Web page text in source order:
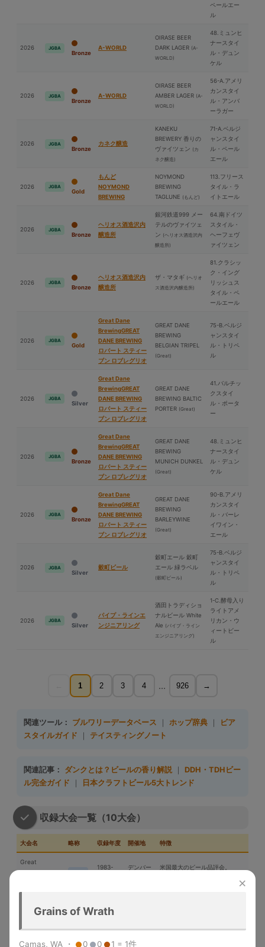
ペールエー
ル
2026 JGBA
Bronze
A-WORLD
OIRASE BEER
DARK LAGER (A-
WORLD)
48.ミュンヒ
ナースタイ
ル・デュン
ケル
2026 JGBA
Bronze
A-WORLD
OIRASE BEER
AMBER LAGER (A-
WORLD)
56-A.アメリ
カンスタイ
ル・アンバ
ーラガー
2026 JGBA
Bronze
カネク醸造
KANEKU
BREWERY 香りの
ヴァイツェン (カ
ネク醸造)
71-A.ベルジ
ャンスタイ
ル・ペール
エール
2026 JGBA
Gold
もんど
NOYMOND
BREWING
NOYMOND
BREWING
TAGLUNE (もんど)
113.フリース
タイル・ラ
イトエール
2026 JGBA
Bronze
ヘリオス酒造沢内
醸造所
銀河鉄道999 メー
テルのヴァイツェ
ン (ヘリオス酒造沢内
醸造所)
64.南ドイツ
スタイル・
ヘーフェヴ
ァイツェン
2026 JGBA
Bronze
ヘリオス酒造沢内
醸造所
ザ・マタギ (ヘリオ
ス酒造沢内醸造所)
81.クラシッ
ク・イング
リッシュス
タイル・ペ
ールエール
2026 JGBA
Gold
Great Dane
BrewingGREAT
DANE BREWING
ロバート スティー
ブン ロブレグリオ
GREAT DANE
BREWING
BELGIAN TRIPEL
(Great)
75-B.ベルジ
ャンスタイ
ル・トリペ
ル
2026 JGBA
Silver
Great Dane
BrewingGREAT
DANE BREWING
ロバート スティー
ブン ロブレグリオ
GREAT DANE
BREWING BALTIC
PORTER (Great)
41.バルチッ
クスタイ
ル・ポータ
ー
2026 JGBA
Bronze
Great Dane
BrewingGREAT
DANE BREWING
ロバート スティー
ブン ロブレグリオ
GREAT DANE
BREWING
MUNICH DUNKEL
(Great)
48.ミュンヒ
ナースタイ
ル・デュン
ケル
2026 JGBA
Bronze
Great Dane
BrewingGREAT
DANE BREWING
ロバート スティー
ブン ロブレグリオ
GREAT DANE
BREWING
BARLEYWINE
(Great)
90-B.アメリ
カンスタイ
ル・バーレ
イワイン・
エール
2026 JGBA
Silver
穀町ビール
穀町エール 穀町
エール 緑ラベル
(穀町ビール)
75-B.ベルジ
ャンスタイ
ル・トリペ
ル
2026 JGBA
Silver
パイプ・ラインエ
ンジニアリング
酒⽥トラディショ
ナルビール White
Ale (パイプ・ライン
エンジニアリング)
1-C.酵⺟入り
ライトアメ
リカン・ウ
ィートビー
ル
1 2 3 4 ... 926 →
×
Grains of Wrath
Camas, WA ・ 0 0 1 = 1件
関連ツール： ブルワリーデータベース ホップ辞典
ビア
スタイルガイド
テイスティングノート
関連記事： ダンクとは？ビールの香り解説
DDH・TDHビー
ル完全ガイド
日本クラフトビール5大トレンド
収録大会一覧（10大会）
大会名 略称 収録年度 開催地 特徴
Great
American
1983-
デンバー
米国最大のビール品評会。
Australian Intl
Beer Awards
AIBA
2015-
2025